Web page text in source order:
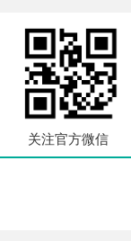
关注官方微信